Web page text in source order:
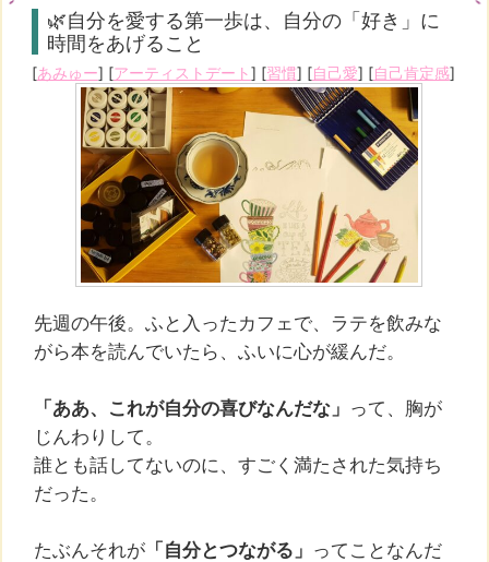
🌿自分を愛する第一歩は、自分の「好き」に
時間をあげること
[あみゅー] [アーティストデート] [習慣] [自己愛] [自己肯定感]
先週の午後。ふと入ったカフェで、ラテを飲みな
がら本を読んでいたら、ふいに心が緩んだ。
「ああ、これが自分の喜びなんだな」 って、胸が
じんわりして。
誰とも話してないのに、すごく満たされた気持ち
だった。
たぶんそれが「自分とつながる」 ってことなんだ